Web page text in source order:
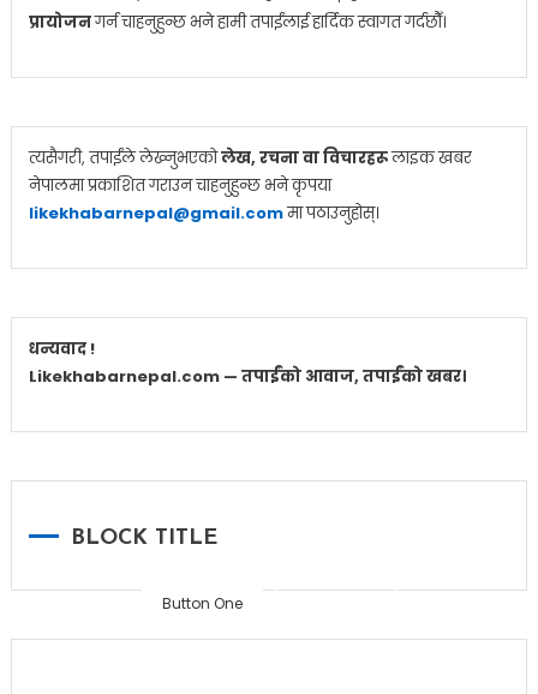
प्रायोजनगर्न चाहनुहुन्छ भने हामी तपाईंलाई हार्दिक स्वागत गर्दछौँ।
त्यसैगरी, तपाईंले लेख्नुभएकोलेख, रचना वा विचारहरूलाइक खबर
नेपालमा प्रकाशित गराउन चाहनुहुन्छ भने कृपया
likekhabarnepal@gmail.comमा पठाउनुहोस्।
धन्यवाद !
Likekhabarnepal.com — तपाईंको आवाज, तपाईंको खबर।
BLOCK TITLE
Button One